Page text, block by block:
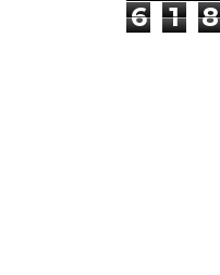
6 1 8